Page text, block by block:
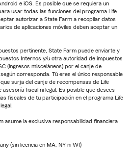
e iOS. Es posible que se requiera un
usar todas las funciones del programa Life
autorizar a State Farm a recopilar datos
de aplicaciones móviles deben aceptar un
pertinente, State Farm puede enviarte y
Internos y/u otra autoridad de impuestos
(ingresos misceláneos) por el canje de
corresponda. Tú eres el único responsable
surja del canje de recompensas de Life
fiscal ni legal. Es posible que desees
fiscales de tu participación en el programa Life
asume la exclusiva responsabilidad financiera
(sin licencia en MA, NY ni WI)